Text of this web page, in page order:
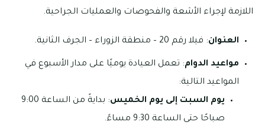
اللازمة لإجراء الأشعة والفحوصات والعمليات الجراحية.
العنوان: فيلا رقم 20 – منطقة الزوراء – الجرف الثانية.
مواعيد الدوام: تعمل العيادة يوميًا على مدار الأسبوع في
المواعيد التالية:
يوم السبت إلى يوم الخميس
: بدايةً من الساعة 9:00
صباحًا حتى الساعة 9:30 مساءً.